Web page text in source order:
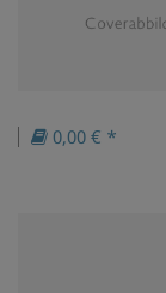
0,00 € *